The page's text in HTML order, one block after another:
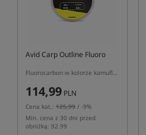
Avid Carp Outline Fluoro
Fluorocarbon w kolorze kamuflażu
114,99 PLN
Cena kat.: 125,99 / -9%
Min. cena z 30 dni przed
obniżką: 92.99